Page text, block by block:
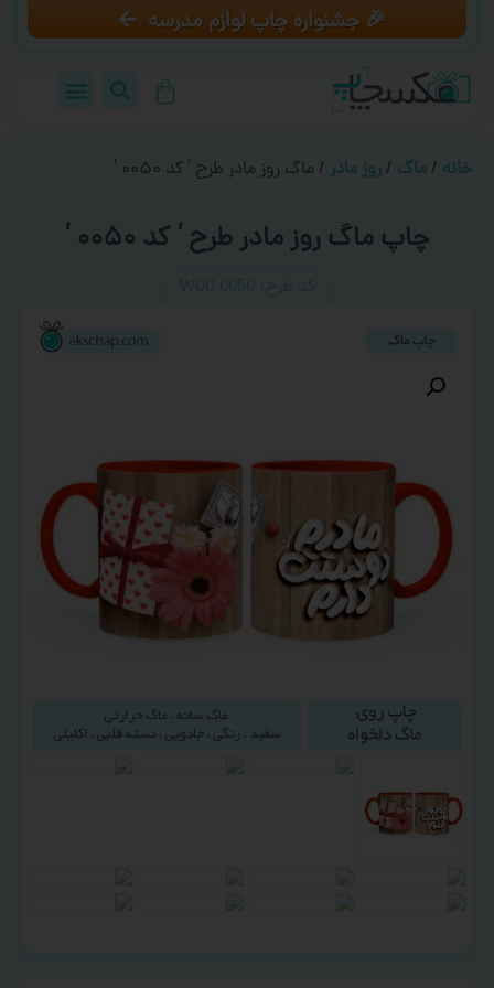
🎉 جشنواره چاپ لوازم مدرسه
خانه / ماگ / روز مادر / ماگ روز مادر طرح ‘ کد ۰۰۵۰ ‘
چاپ ماگ روز مادر طرح ‘ کد ۰۰۵۰ ‘